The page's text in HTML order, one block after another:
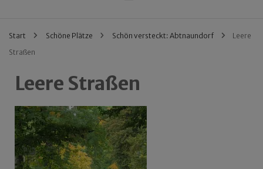
Start Schöne Plätze Schön versteckt: Abtnaundorf
Leere
Straßen
Leere Straßen